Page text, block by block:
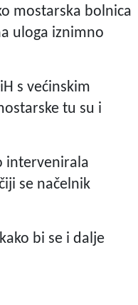
mostarska bolnica
uloga iznimno
s većinskim
tu su i
intervenirala
se načelnik
bi se i dalje